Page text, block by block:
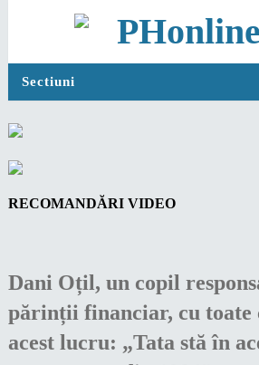
Sectiuni
RECOMANDĂRI VIDEO
Dani Oțil, un copil
părinții financiar, cu toate
acest lucru: „Tata stă în